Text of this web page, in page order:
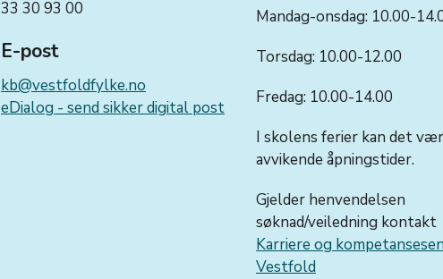
33 30 93 00
E-post
kb@vestfoldfylke.no
eDialog - send sikker digital post
Mandag-onsdag: 10.00-
Torsdag: 10.00-12.00
Fredag: 10.00-14.00
I skolens ferier kan det
avvikende åpningstider.
Gjelder henvendelsen
søknad/veiledning kontakt
Karriere og
Vestfold